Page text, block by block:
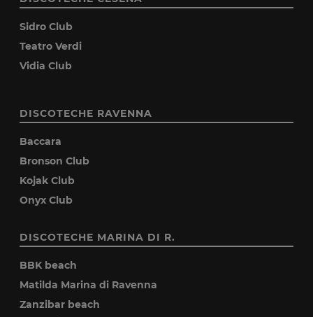
Sidro Club
Teatro Verdi
Vidia Club
DISCOTECHE RAVENNA
Baccara
Bronson Club
Kojak Club
Onyx Club
DISCOTECHE MARINA DI R.
BBK beach
Matilda Marina di Ravenna
Zanzibar beach